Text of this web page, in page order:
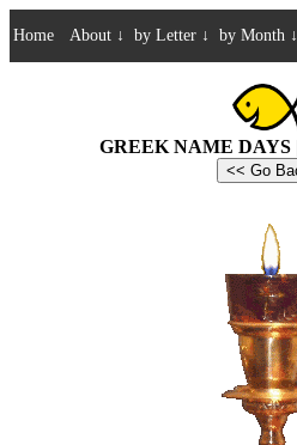
Home About ↓ by Letter ↓ by Month ↓
GREEK NAME DAYS
<< Go